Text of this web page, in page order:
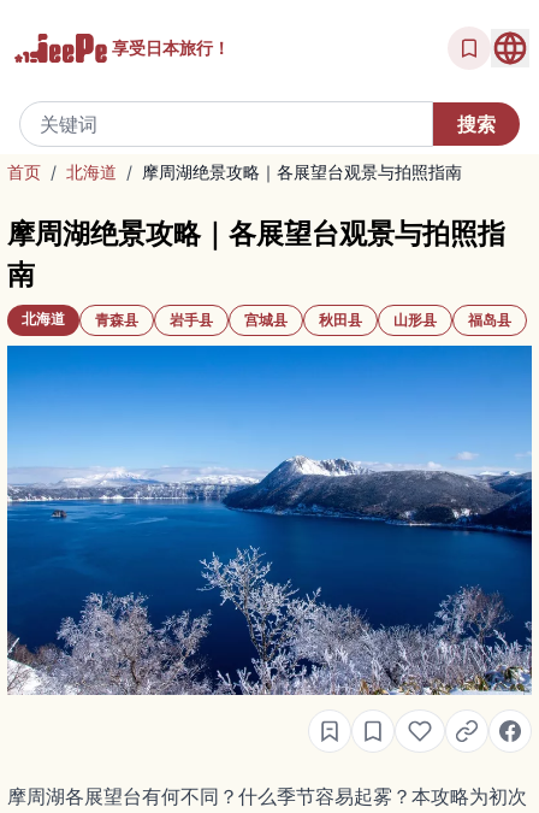
享受日本旅行！
首页 / 北海道 / 摩周湖绝景攻略｜各展望台观景与拍照指南
摩周湖绝景攻略｜各展望台观景与拍照指
南
北海道 青森县 岩手县 宫城县 秋田县 山形县 福岛县
摩周湖各展望台有何不同？什么季节容易起雾？本攻略为初次